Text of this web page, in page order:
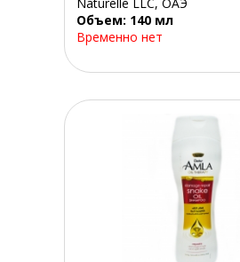
Naturelle LLC, ОАЭ
Объем: 140 мл
Временно нет